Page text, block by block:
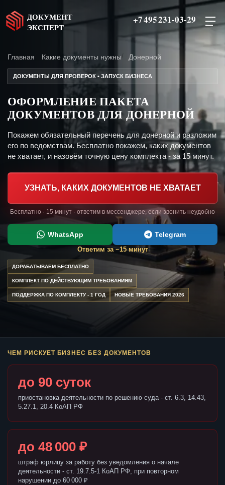
ДОКУМЕНТ
ЭКСПЕРТ
+7 495 231-03-29
Главная Какие документы нужны Донерной
ДОКУМЕНТЫ ДЛЯ ПРОВЕРОК • ЗАПУСК БИЗНЕСА
ОФОРМЛЕНИЕ ПАКЕТА
ДОКУМЕНТОВ ДЛЯ ДОНЕРНОЙ
Покажем обязательный перечень для донерной и разложим
его по ведомствам. Бесплатно покажем, каких документов
не хватает, и назовём точную цену комплекта - за 15 минут.
УЗНАТЬ, КАКИХ ДОКУМЕНТОВ НЕ ХВАТАЕТ
Бесплатно · 15 минут · ответим в мессенджере, если звонить неудобно
WhatsApp Telegram
Ответим за ~15 минут
ДОРАБАТЫВАЕМ БЕСПЛАТНО
КОМПЛЕКТ ПО ДЕЙСТВУЮЩИМ ТРЕБОВАНИЯМ
ПОДДЕРЖКА ПО КОМПЛЕКТУ - 1 ГОД НОВЫЕ ТРЕБОВАНИЯ 2026
ЧЕМ РИСКУЕТ БИЗНЕС БЕЗ ДОКУМЕНТОВ
до 90 суток
приостановка деятельности по решению суда - ст. 6.3, 14.43,
5.27.1, 20.4 КоАП РФ
до 48 000 ₽
штраф юрлицу за работу без уведомления о начале
деятельности - ст. 19.7.5-1 КоАП РФ, при повторном
нарушении до 60 000 ₽